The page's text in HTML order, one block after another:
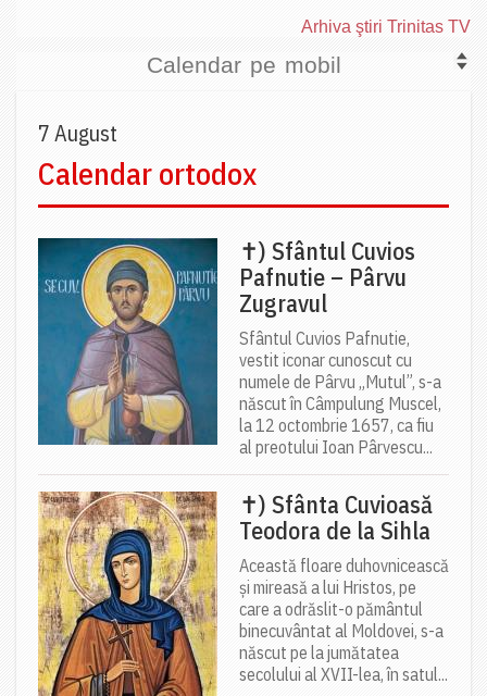
Arhiva ştiri Trinitas TV
Calendar pe mobil
7 August
Calendar ortodox
✝) Sfântul Cuvios
Pafnutie – Pârvu
Zugravul
Sfântul Cuvios Pafnutie,
vestit iconar cunoscut cu
numele de Pârvu „Mutul”, s-a
născut în Câmpulung Muscel,
la 12 octombrie 1657, ca fiu
al preotului Ioan Pârvescu...
✝) Sfânta Cuvioasă
Teodora de la Sihla
Această floare duhovnicească
și mireasă a lui Hristos, pe
care a odrăslit-o pământul
binecuvântat al Moldovei, s-a
născut pe la jumătatea
secolului al XVII-lea, în satul...